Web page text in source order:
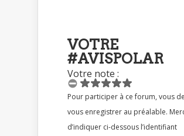
VOTRE
#AVISPOLAR
Votre note :
Pour participer à ce forum, vous devez
vous enregistrer au préalable.
d’indiquer ci-dessous l’identifiant